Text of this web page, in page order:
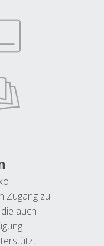
Zugang zu
auch